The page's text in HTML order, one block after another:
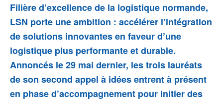
Filière d’excellence de la logistique normande,
LSN porte une ambition : accélérer l’intégration
de solutions innovantesen faveur d’une
logistique plus performante et durable.
Annoncés le 29 mai dernier, les trois lauréats
de son second appel à idées entrent à présent
en phase d’accompagnement pour initier des